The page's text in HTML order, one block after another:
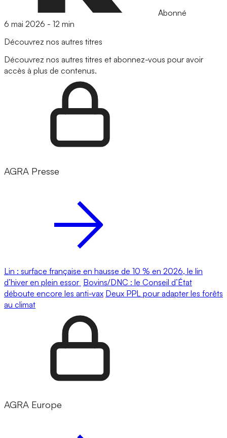
Abonné
6 mai 2026 - 12 min
Découvrez nos autres titres
Découvrez nos autres titres et abonnez-vous pour avoir
accès à plus de contenus.
AGRA Presse
Lin : surface française en hausse de 10 % en 2026, le lin
d’hiver en plein essor Bovins/DNC : le Conseil d’État
déboute encore les anti-vax Deux PPL pour adapter les forêts
au climat
AGRA Europe